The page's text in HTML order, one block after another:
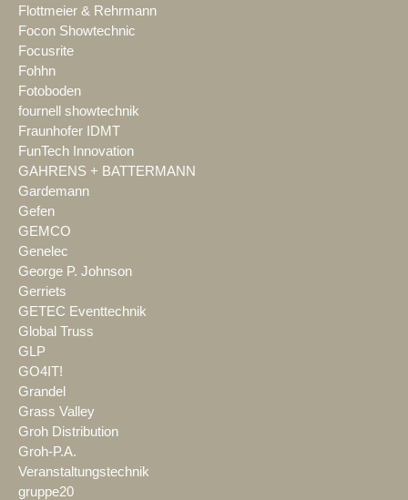
Flottmeier & Rehrmann
Focon Showtechnic
Focusrite
Fohhn
Fotoboden
fournell showtechnik
Fraunhofer IDMT
FunTech Innovation
GAHRENS + BATTERMANN
Gardemann
Gefen
GEMCO
Genelec
George P. Johnson
Gerriets
GETEC Eventtechnik
Global Truss
GLP
GO4IT!
Grandel
Grass Valley
Groh Distribution
Groh-P.A.
Veranstaltungstechnik
gruppe20